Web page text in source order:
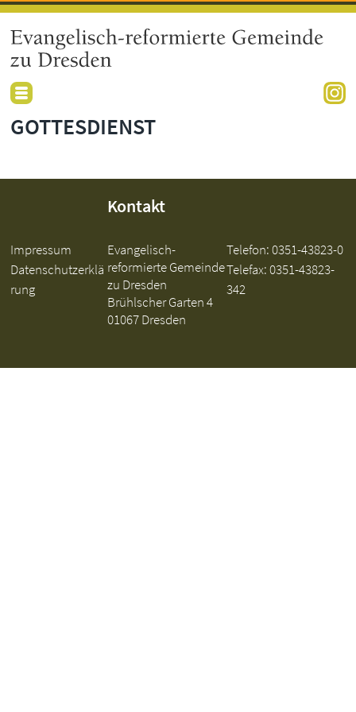
GOTTESDIENST
Impressum
Datenschutzerklä
rung
Kontakt
Evangelisch-
reformierte Gemeinde
zu Dresden
Brühlscher Garten 4
01067 Dresden
Telefon:0351-43823-0
Telefax: 0351-43823-
342